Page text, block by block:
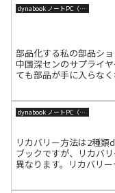
dynabook ノートPC（旧東芝）
部品化する私の部品シ
中国深センのサプライ
ても部品が手に入らな
dynabook ノートPC（旧東芝）
リカバリー方法は2種類
ブックですが、リカバ
異なります。リカバリ